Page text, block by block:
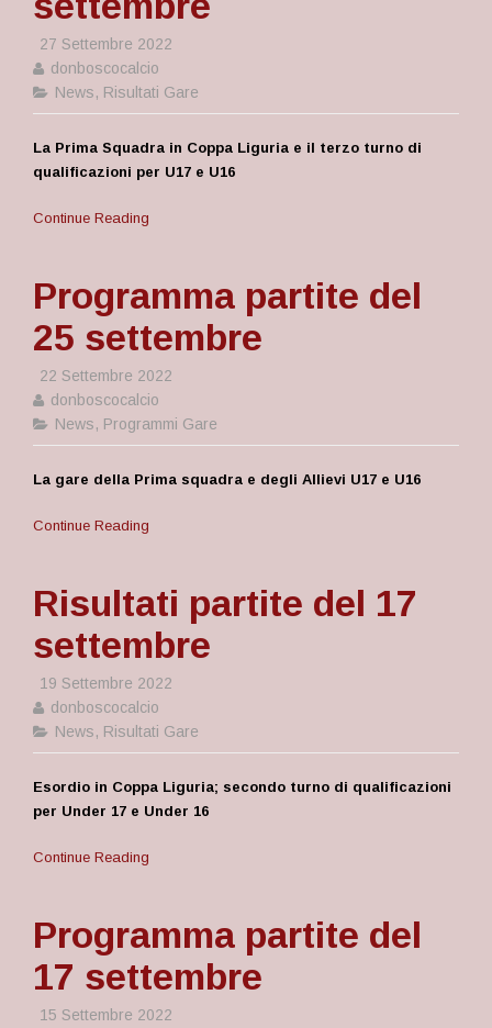
27 Settembre 2022
donboscocalcio
News, Risultati Gare
La Prima Squadra in Coppa Liguria e il terzo turno di
qualificazioni per U17 e U16
Continue Reading
Programma partite del
25 settembre
22 Settembre 2022
donboscocalcio
News, Programmi Gare
La gare della Prima squadra e degli Allievi U17 e U16
Continue Reading
Risultati partite del 17
settembre
19 Settembre 2022
donboscocalcio
News, Risultati Gare
Esordio in Coppa Liguria; secondo turno di qualificazioni
per Under 17 e Under 16
Continue Reading
Programma partite del
17 settembre
15 Settembre 2022